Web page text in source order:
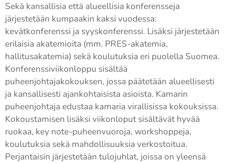
Sekä kansallisia että alueellisia konferensseja
järjestetään kumpaakin kaksi vuodessa:
kevätkonferenssi ja syyskonferenssi. Lisäksi järjestetään
erilaisia akatemioita (mm. PRES-akatemia,
hallitusakatemia) sekä koulutuksia eri puolella Suomea.
Konferenssiviikonloppu sisältää
puheenjohtajakokouksen, jossa päätetään alueellisesti
ja kansallisesti ajankohtaisista asioista. Kamarin
puheenjohtaja edustaa kamaria virallisissa kokouksissa.
Kokoustamisen lisäksi viikonloput sisältävät hyvää
ruokaa, key note-puheenvuoroja, workshoppeja,
koulutuksia sekä mahdollisuuksia verkostoitua.
Perjantaisin järjestetään tulojuhlat, joissa on yleensä